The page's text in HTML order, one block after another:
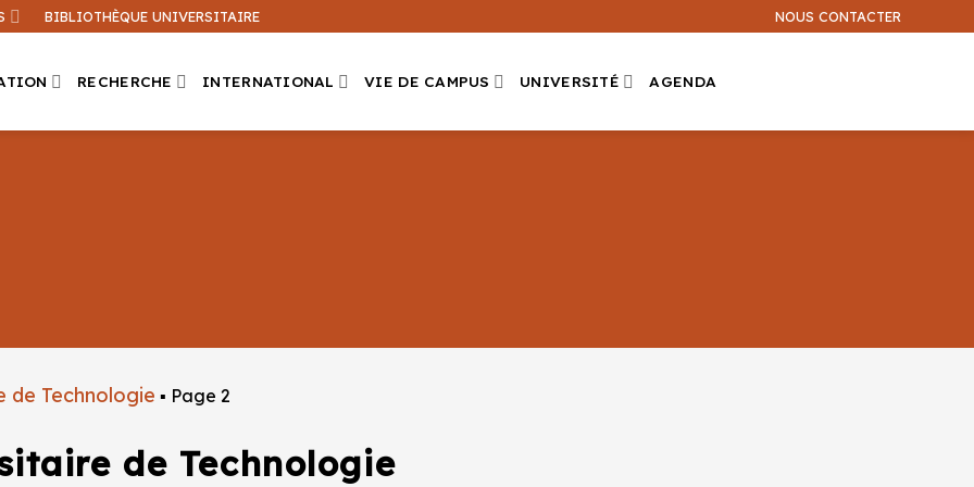
BIBLIOTHÈQUE UNIVERSITAIRE NOUS CONTACTER
RECHERCHE INTERNATIONAL VIE DE CAMPUS UNIVERSITÉ AGENDA
Technologie ▪ Page 2
de Technologie